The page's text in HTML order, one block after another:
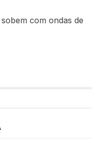
com ondas de